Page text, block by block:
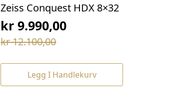
Zeiss Conquest HDX 8×32
kr12.100,00
Opprinnelig
var:
kr 12.100,00.
kr 9.990,00
Nåværende
er:
kr 9.990,00.
Legg I Handlekurv